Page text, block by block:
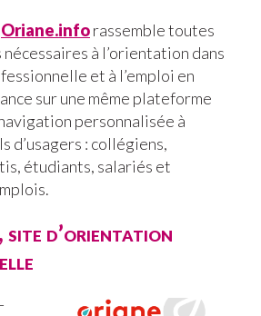
Oriane.inforassemble toutes
à l’orientation dans
et à l’emploi en
sur une même plateforme
personnalisée à
d’usagers : collégiens,
étudiants, salariés et
site d’orientation